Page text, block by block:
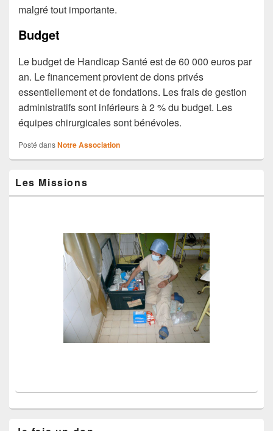
malgré tout importante.
Budget
Le budget de Handicap Santé est de 60 000 euros par
an. Le financement provient de dons privés
essentiellement et de fondations. Les frais de gestion
administratifs sont inférieurs à 2 % du budget. Les
équipes chirurgicales sont bénévoles.
Posté dansNotre Association
principale
de
Les Missions